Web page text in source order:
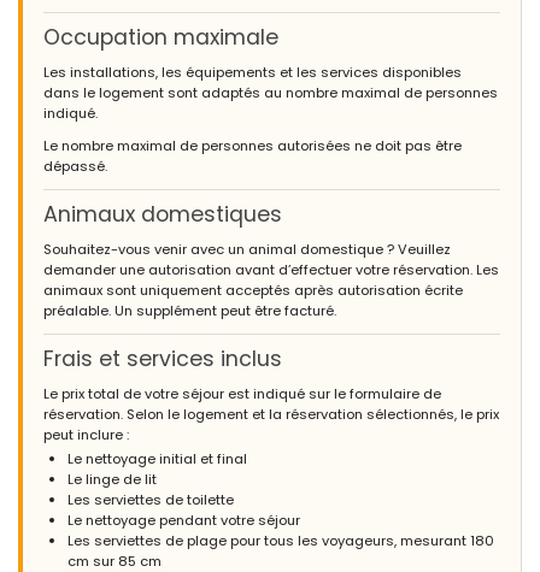
Occupation maximale
Les installations, les équipements et les services disponibles
dans le logement sont adaptés au nombre maximal de personnes
indiqué.
Le nombre maximal de personnes autorisées ne doit pas être
dépassé.
Animaux domestiques
Souhaitez-vous venir avec un animal domestique ? Veuillez
demander une autorisation avant d’effectuer votre réservation. Les
animaux sont uniquement acceptés après autorisation écrite
préalable. Un supplément peut être facturé.
Frais et services inclus
Le prix total de votre séjour est indiqué sur le formulaire de
réservation. Selon le logement et la réservation sélectionnés, le prix
peut inclure :
Le nettoyage initial et final
Le linge de lit
Les serviettes de toilette
Le nettoyage pendant votre séjour
Les serviettes de plage pour tous les voyageurs, mesurant 180
cm sur 85 cm